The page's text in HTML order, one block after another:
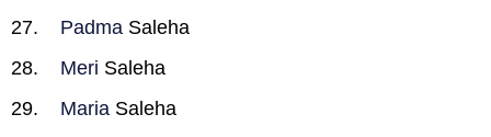
Padma Saleha
Meri Saleha
Maria Saleha